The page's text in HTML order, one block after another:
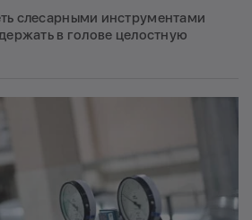
слесарными инструментами
в голове целостную